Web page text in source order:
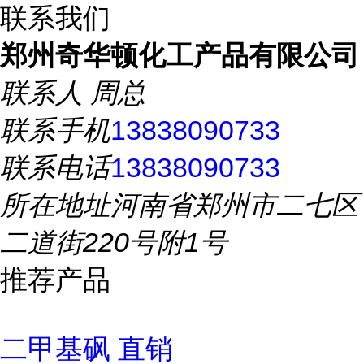
联系我们
郑州奇华顿化工产品有限公司
联系人 周总
联系手机13838090733
联系电话13838090733
所在地址河南省郑州市二七区
二道街220号附1号
推荐产品
二甲基砜 直销